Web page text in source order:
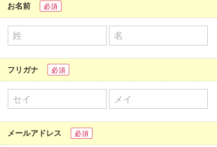
お名前 必須
フリガナ 必須
メールアドレス 必須